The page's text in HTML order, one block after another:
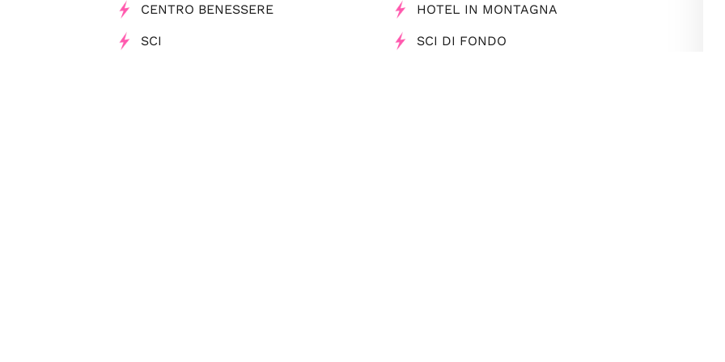
CENTRO BENESSERE HOTEL IN MONTAGNA
SCI SCI DI FONDO